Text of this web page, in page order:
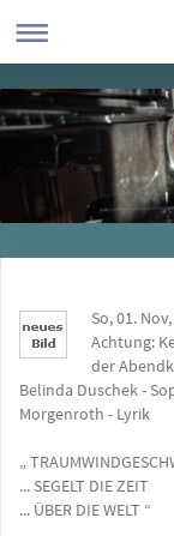
So, 01.
Achtung:
der
Belinda Duschek -
Morgenroth - Lyrik
„
... SEGELT DIE ZEIT
... ÜBER DIE WELT “